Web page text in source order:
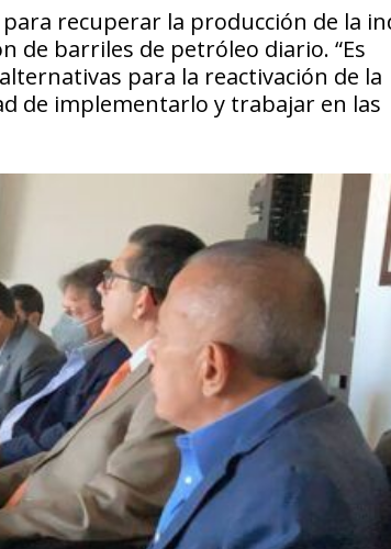
recuperar la producción de la
de barriles de petróleo diario. “Es
para la reactivación de la
de implementarlo y trabajar en las